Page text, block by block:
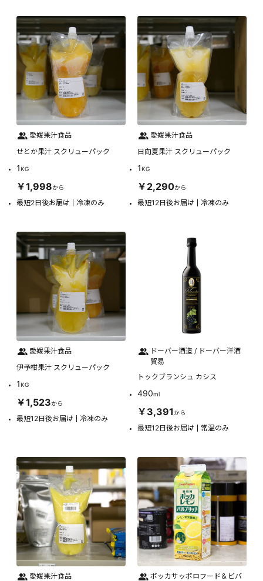
愛媛果汁食品
せとか果汁 スクリューパック
1KG
￥1,998から
最短2日後お届け 冷凍のみ
愛媛果汁食品
日向夏果汁 スクリューパック
1KG
￥2,290から
最短12日後お届け 冷凍のみ
愛媛果汁食品
伊予柑果汁 スクリューパック
1KG
￥1,523から
最短12日後お届け 冷凍のみ
ドーバー酒造 / ドーバー洋酒
貿易
トックブランシュ カシス
490ml
￥3,391から
最短12日後お届け 常温のみ
愛媛果汁食品
ポッカサッポロフード＆ビバ